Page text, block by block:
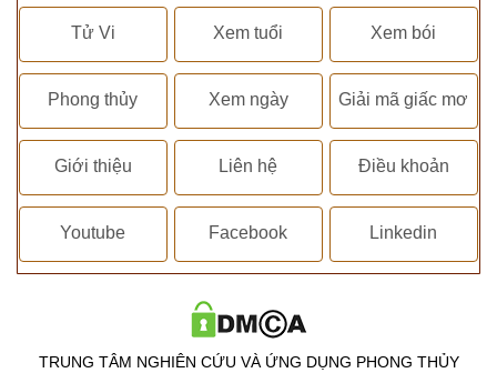
Tử Vi Xem tuổi Xem bói
Phong thủy Xem ngày Giải mã giấc mơ
Giới thiệu Liên hệ Điều khoản
Youtube Facebook Linkedin
TRUNG TÂM NGHIÊN CỨU VÀ ỨNG DỤNG PHONG THỦY